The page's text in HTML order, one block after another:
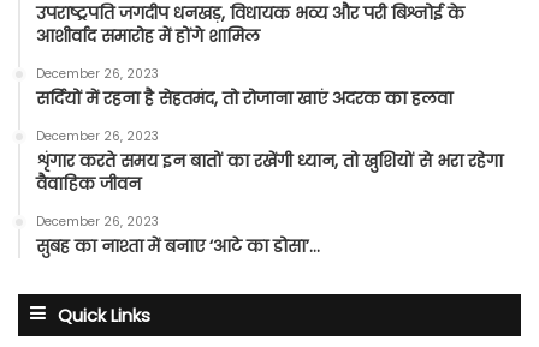
उपराष्ट्रपति जगदीप धनखड़, विधायक भव्य और परी बिश्नोई के
आशीर्वाद समारोह में होंगे शामिल
December 26, 2023
सर्दियों में रहना है सेहतमंद, तो रोजाना खाएं अदरक का हलवा
December 26, 2023
शृंगार करते समय इन बातों का रखेंगी ध्यान, तो खुशियों से भरा रहेगा
वैवाहिक जीवन
December 26, 2023
सुबह का नाश्ता में बनाए ‘आटे का डोसा’…
Quick Links